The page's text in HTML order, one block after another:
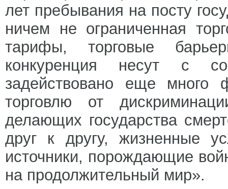
лет пребывания на посту
ничем не ограниченная
тарифы, торговые
конкуренция несут с
задействовано еще
торговлю от
делающих государства
друг к другу, жизненные
источники, порождающие
на продолжительный мир».